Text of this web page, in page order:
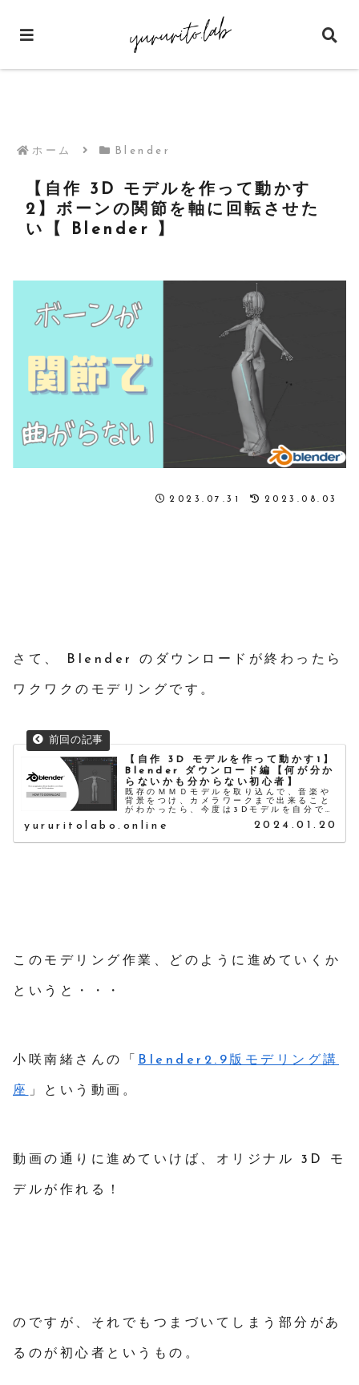
ホーム Blender
【自作 3D モデルを作って動かす
2】ボーンの関節を軸に回転させた
い【 Blender 】
2023.07.31 2023.08.03
さて、 Blender のダウンロードが終わったら
ワクワクのモデリングです。
【自作 3D モデルを作って動かす1】
Blender ダウンロード編【何が分か
らないかも分からない初心者】
既存のＭＭＤモデルを取り込んで、音楽や
背景をつけ、カメラワークまで出来ること
がわかったら、今度は3Dモデルを自分でも
作ってみたくなりますよね。3Dモデルを作
るにはBlenderという3DCGソフトがあ
ルであるポータブル版をダウンロードしま
yururitolabo.online 2024.01.20
このモデリング作業、どのように進めていくか
というと・・・
小咲南緒さんの「 Blender2.9版モデリング講
座 」という動画。
動画の通りに進めていけば、オリジナル 3D モ
デルが作れる！
のですが、それでもつまづいてしまう部分があ
るのが初心者というもの。